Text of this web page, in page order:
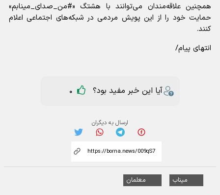
همچنین علاقه‌مندان می‌توانند با هشتگ «#من_صدای_مینابم»
حمایت خود را از این پویش مردمی در شبکه‌های اجتماعی اعلام
کنند.
انتهای پیام/
آیا این خبر مفید بود؟ 0
ارسال به دیگران
میناب معلمان